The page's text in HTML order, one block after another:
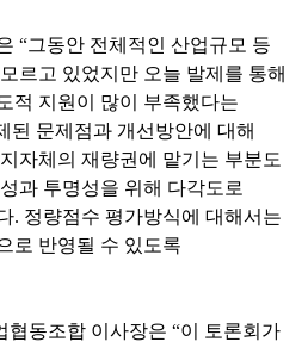
“그동안 전체적인 산업규모 등
르고 있었지만 오늘 발제를 통해
적 지원이 많이 부족했다는
된 문제점과 개선방안에 대해
자체의 재량권에 맡기는 부분도
과 투명성을 위해 다각도로
. 정량점수 평가방식에 대해서는
로 반영될 수 있도록
협동조합 이사장은 “이 토론회가